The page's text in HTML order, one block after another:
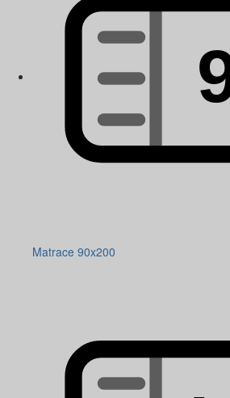
Matrace 90x200